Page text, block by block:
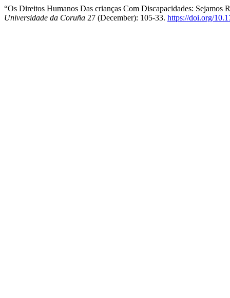
“Os Direitos Humanos Das crianças Com Discapacidades:
Universidade da Coruña 27 (December): 105-33. https://doi.org/